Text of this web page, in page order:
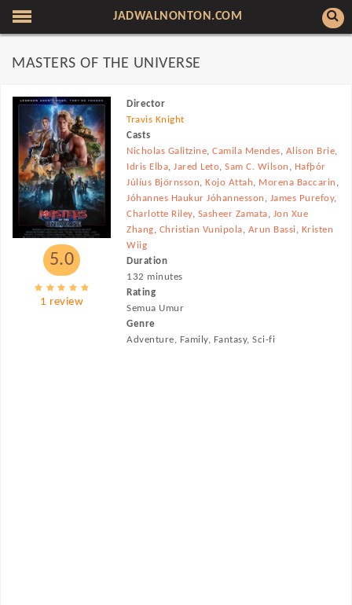
JADWALNONTON.COM
MASTERS OF THE UNIVERSE
5.0
1 review
Director
Travis Knight
Casts
Nicholas Galitzine,Camila Mendes, Alison Brie,
Idris Elba,Jared Leto,Sam C. Wilson , Hafþór
Júlíus Björnsson,Kojo Attah, Morena Baccarin ,
Jóhannes Haukur Jóhannesson , James Purefoy,
Charlotte Riley, Sasheer Zamata, Jon Xue
Zhang, Christian Vunipola, Arun Bassi, Kristen
Wiig
Duration
132 minutes
Rating
Semua Umur
Genre
Adventure, Family, Fantasy, Sci-fi